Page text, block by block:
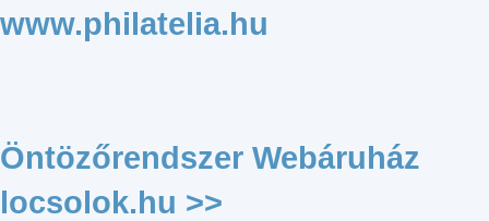
www.philatelia.hu
Öntözőrendszer Webáruház
locsolok.hu >>